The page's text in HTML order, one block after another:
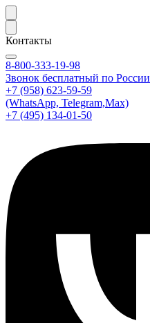
Контакты
8-800-333-19-98
Звонок бесплатный по России
+7 (958) 623-59-59
(WhatsApp, Telegram,Max)
+7 (495) 134-01-50